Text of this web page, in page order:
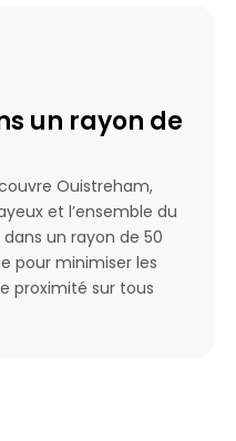
un rayon de
Ouistreham,
et l’ensemble du
un rayon de 50
pour minimiser les
proximité sur tous